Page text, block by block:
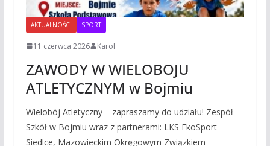
AKTUALNOŚCI SPORT
11 czerwca 2026 Karol
ZAWODY W WIELOBOJU
ATLETYCZNYM w Bojmiu
Wielobój Atletyczny – zapraszamy do udziału! Zespół
Szkół w Bojmiu wraz z partnerami: LKS EkoSport
Siedlce, Mazowieckim Okręgowym Związkiem